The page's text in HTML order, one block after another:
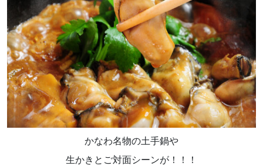
かなわ名物の土手鍋や
生かきとご対面シーンが！！！